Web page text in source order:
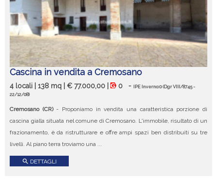
Cascina in vendita a Cremosano
4 locali | 138 mq | € 77.000,00 | 0 - IPE Inverno:0(Dgr VIII/8745 -
22/12/08)
Cremosano (CR)- Proponiamo in vendita una caratteristica porzione di
cascina gialla situata nel comune di Cremosano. L'immobile, risultato di un
frazionamento, è da ristrutturare e offre ampi spazi ben distribuiti su tre
livelli. Al piano terra troviamo una ...
search DETTAGLI